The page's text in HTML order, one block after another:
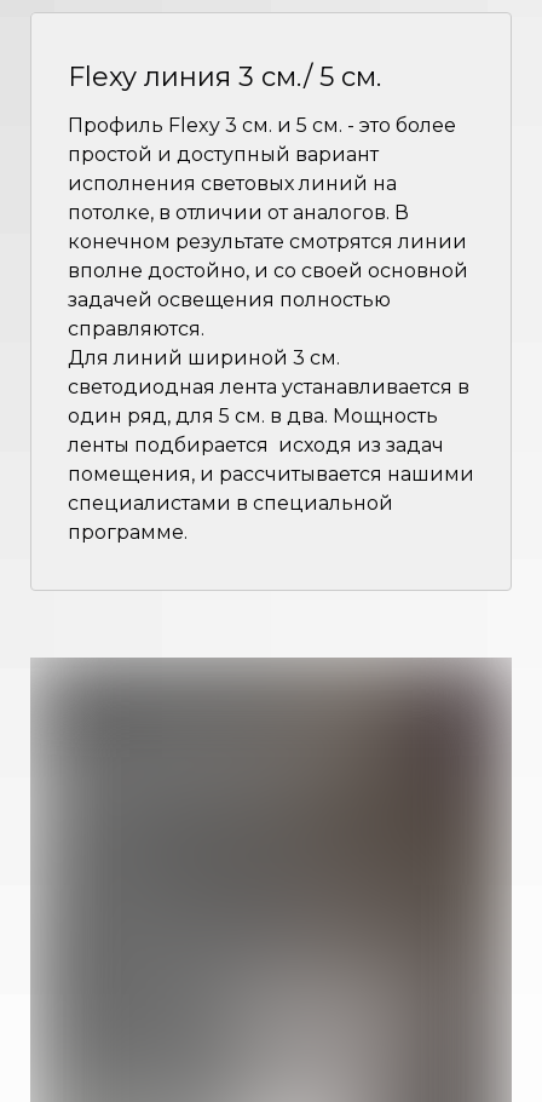
Flexy линия 3 см./ 5 см.
Профиль Flexy 3 см. и 5 см. - это более
простой и доступный вариант
исполнения световых линий на
потолке, в отличии от аналогов. В
конечном результате смотрятся линии
вполне достойно, и со своей основной
задачей освещения полностью
справляются.
Для линий шириной 3 см.
светодиодная лента устанавливается в
один ряд, для 5 см. в два. Мощность
ленты подбирается исходя из задач
помещения, и рассчитывается нашими
специалистами в специальной
программе.